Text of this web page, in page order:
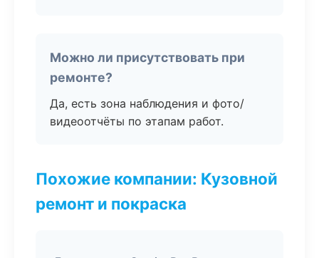
Можно ли присутствовать при
ремонте?
Да, есть зона наблюдения и фото/
видеоотчёты по этапам работ.
Похожие компании: Кузовной
ремонт и покраска